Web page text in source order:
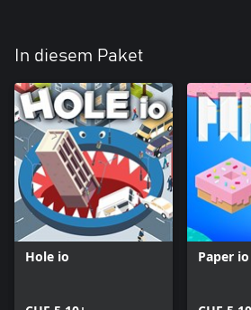
In diesem Paket
Hole io Paper